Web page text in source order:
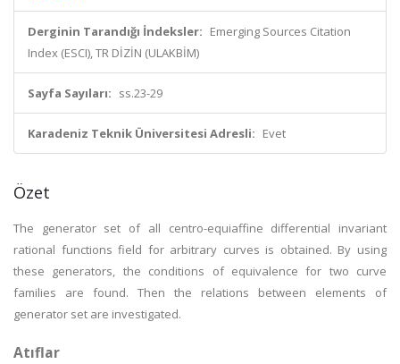
Derginin Tarandığı İndeksler: Emerging Sources Citation
Index (ESCI), TR DİZİN (ULAKBİM)
Sayfa Sayıları: ss.23-29
Karadeniz Teknik Üniversitesi Adresli: Evet
Özet
The generator set of all centro-equiaffine differential invariant
rational functions field for arbitrary curves is obtained. By using
these generators, the conditions of equivalence for two curve
families are found. Then the relations between elements of
generator set are investigated.
Atıflar